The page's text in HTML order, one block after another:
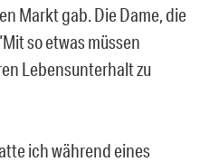
Markt gab. Die Dame, die
so etwas müssen
Lebensunterhalt zu
ich während eines